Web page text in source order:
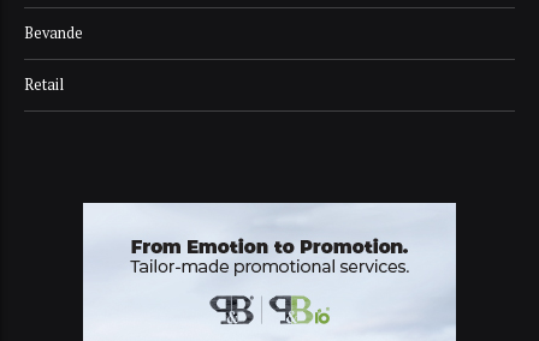
Bevande
Retail